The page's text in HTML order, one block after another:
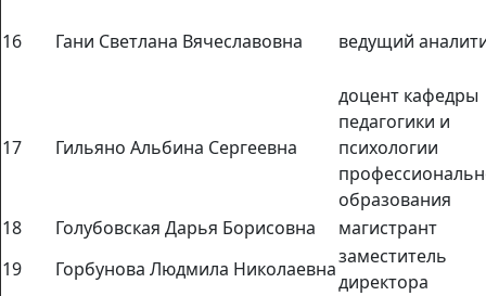
16 Гани Светлана Вячеславовна ведущий
17 Гильяно Альбина Сергеевна
доцент кафедры
педагогики и
психологии
образования
18
Голубовская Дарья Борисовна
магистрант
19
Горбунова Людмила Николаевна
заместитель
директора